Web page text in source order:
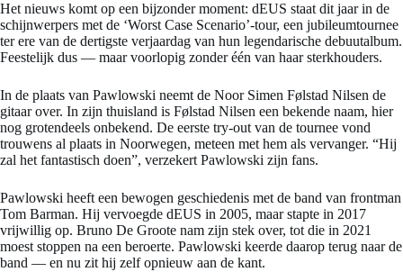
Het nieuws komt op een bijzonder moment: dEUS staat dit jaar in de
schijnwerpers met de ‘Worst Case Scenario’-tour, een jubileumtournee
ter ere van de dertigste verjaardag van hun legendarische debuutalbum.
Feestelijk dus — maar voorlopig zonder één van haar sterkhouders.
In de plaats van Pawlowski neemt de Noor Simen Følstad Nilsen de
gitaar over. In zijn thuisland is Følstad Nilsen een bekende naam, hier
nog grotendeels onbekend. De eerste try-out van de tournee vond
trouwens al plaats in Noorwegen, meteen met hem als vervanger. “Hij
zal het fantastisch doen”, verzekert Pawlowski zijn fans.
Pawlowski heeft een bewogen geschiedenis met de band van frontman
Tom Barman. Hij vervoegde dEUS in 2005, maar stapte in 2017
vrijwillig op. Bruno De Groote nam zijn stek over, tot die in 2021
moest stoppen na een beroerte. Pawlowski keerde daarop terug naar de
band — en nu zit hij zelf opnieuw aan de kant.